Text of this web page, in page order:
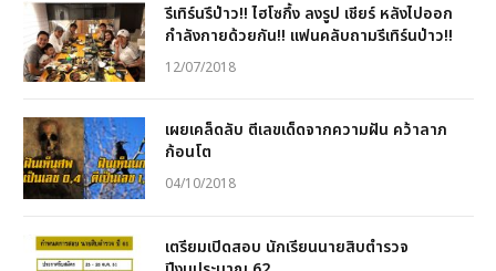
รีเทิร์นรึป่าว!! ไฮโซกึ้ง ลงรูป เชียร์ หลังไปออก
กำลังกายด้วยกัน!! แฟนคลับถามรีเทิร์นป่าว!!
12/07/2018
เผยเคล็ดลับ ตีเลขเด็ดจากความฝัน คว้าลาภ
ก้อนโต
04/10/2018
เตรียมเปิดสอบ นักเรียนนายสิบตำรวจ